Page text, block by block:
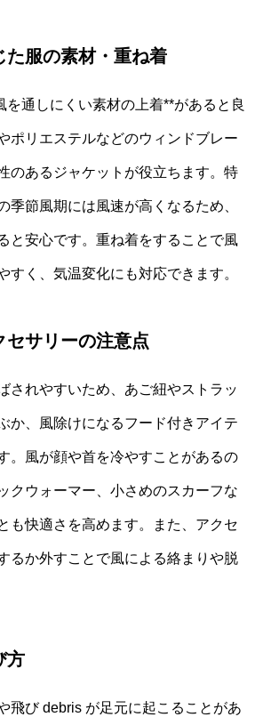
た服の素材・重ね着
を通しにくい素材の上着**があると良
ポリエステルなどのウィンドブレー
のあるジャケットが役立ちます。特
季節風期には風速が高くなるため、
と安心です。重ね着をすることで風
すく、気温変化にも対応できます。
セサリーの注意点
されやすいため、あご紐やストラッ
か、風除けになるフード付きアイテ
。風が顔や首を冷やすことがあるの
クウォーマー、小さめのスカーフな
も快適さを高めます。また、アクセ
るか外すことで風による絡まりや脱
方
飛び debris が足元に起こることがあ